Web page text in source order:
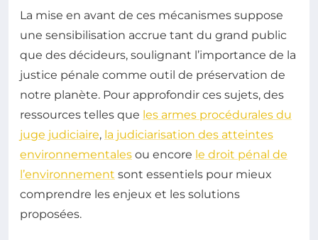
La mise en avant de ces mécanismes suppose
une sensibilisation accrue tant du grand public
que des décideurs, soulignant l’importance de la
justice pénale comme outil de préservation de
notre planète. Pour approfondir ces sujets, des
ressources telles que les armes procédurales du
juge judiciaire, la judiciarisation des atteintes
environnementales ou encore le droit pénal de
l’environnement sont essentiels pour mieux
comprendre les enjeux et les solutions
proposées.